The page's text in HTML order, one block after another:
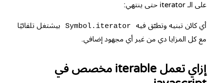
على الـ iterator حتى ينتهي:
أي كائن تبنيه وتطبّق فيه Symbol.iterator
بيشتغل تلقائيًا
مع كل المزايا دي من غير أي مجهود إضافي.
إزاي تعمل iterable مخصص في